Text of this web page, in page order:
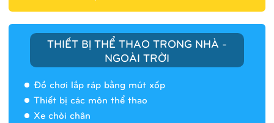
THIẾT BỊ THỂ THAO TRONG NHÀ -
NGOÀI TRỜI
Đồ chơi lắp ráp bằng mút xốp
Thiết bị các môn thể thao
Xe chòi chân